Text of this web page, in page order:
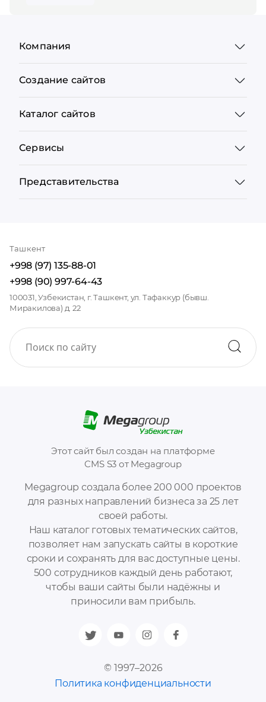
Megagroup создала более 200 000 проектов
для разных направлений бизнеса за 25 лет
своей работы.
Наш каталог готовых тематических сайтов,
позволяет нам запускать сайты в короткие
сроки и сохранять для вас доступные цены.
500 сотрудников каждый день работают,
чтобы ваши сайты были надёжны и
приносили вам прибыль.
© 1997–2026
Политика конфиденциальности
Этот сайт был создан на платформе
CMS S3 от Megagroup
Компания
Создание сайтов
Каталог сайтов
Сервисы
Представительства
Ташкент
+998 (97) 135-88-01
+998 (90) 997-64-43
100031, Узбекистан, г. Ташкент, ул. Тафаккур (бывш.
Миракилова) д. 22